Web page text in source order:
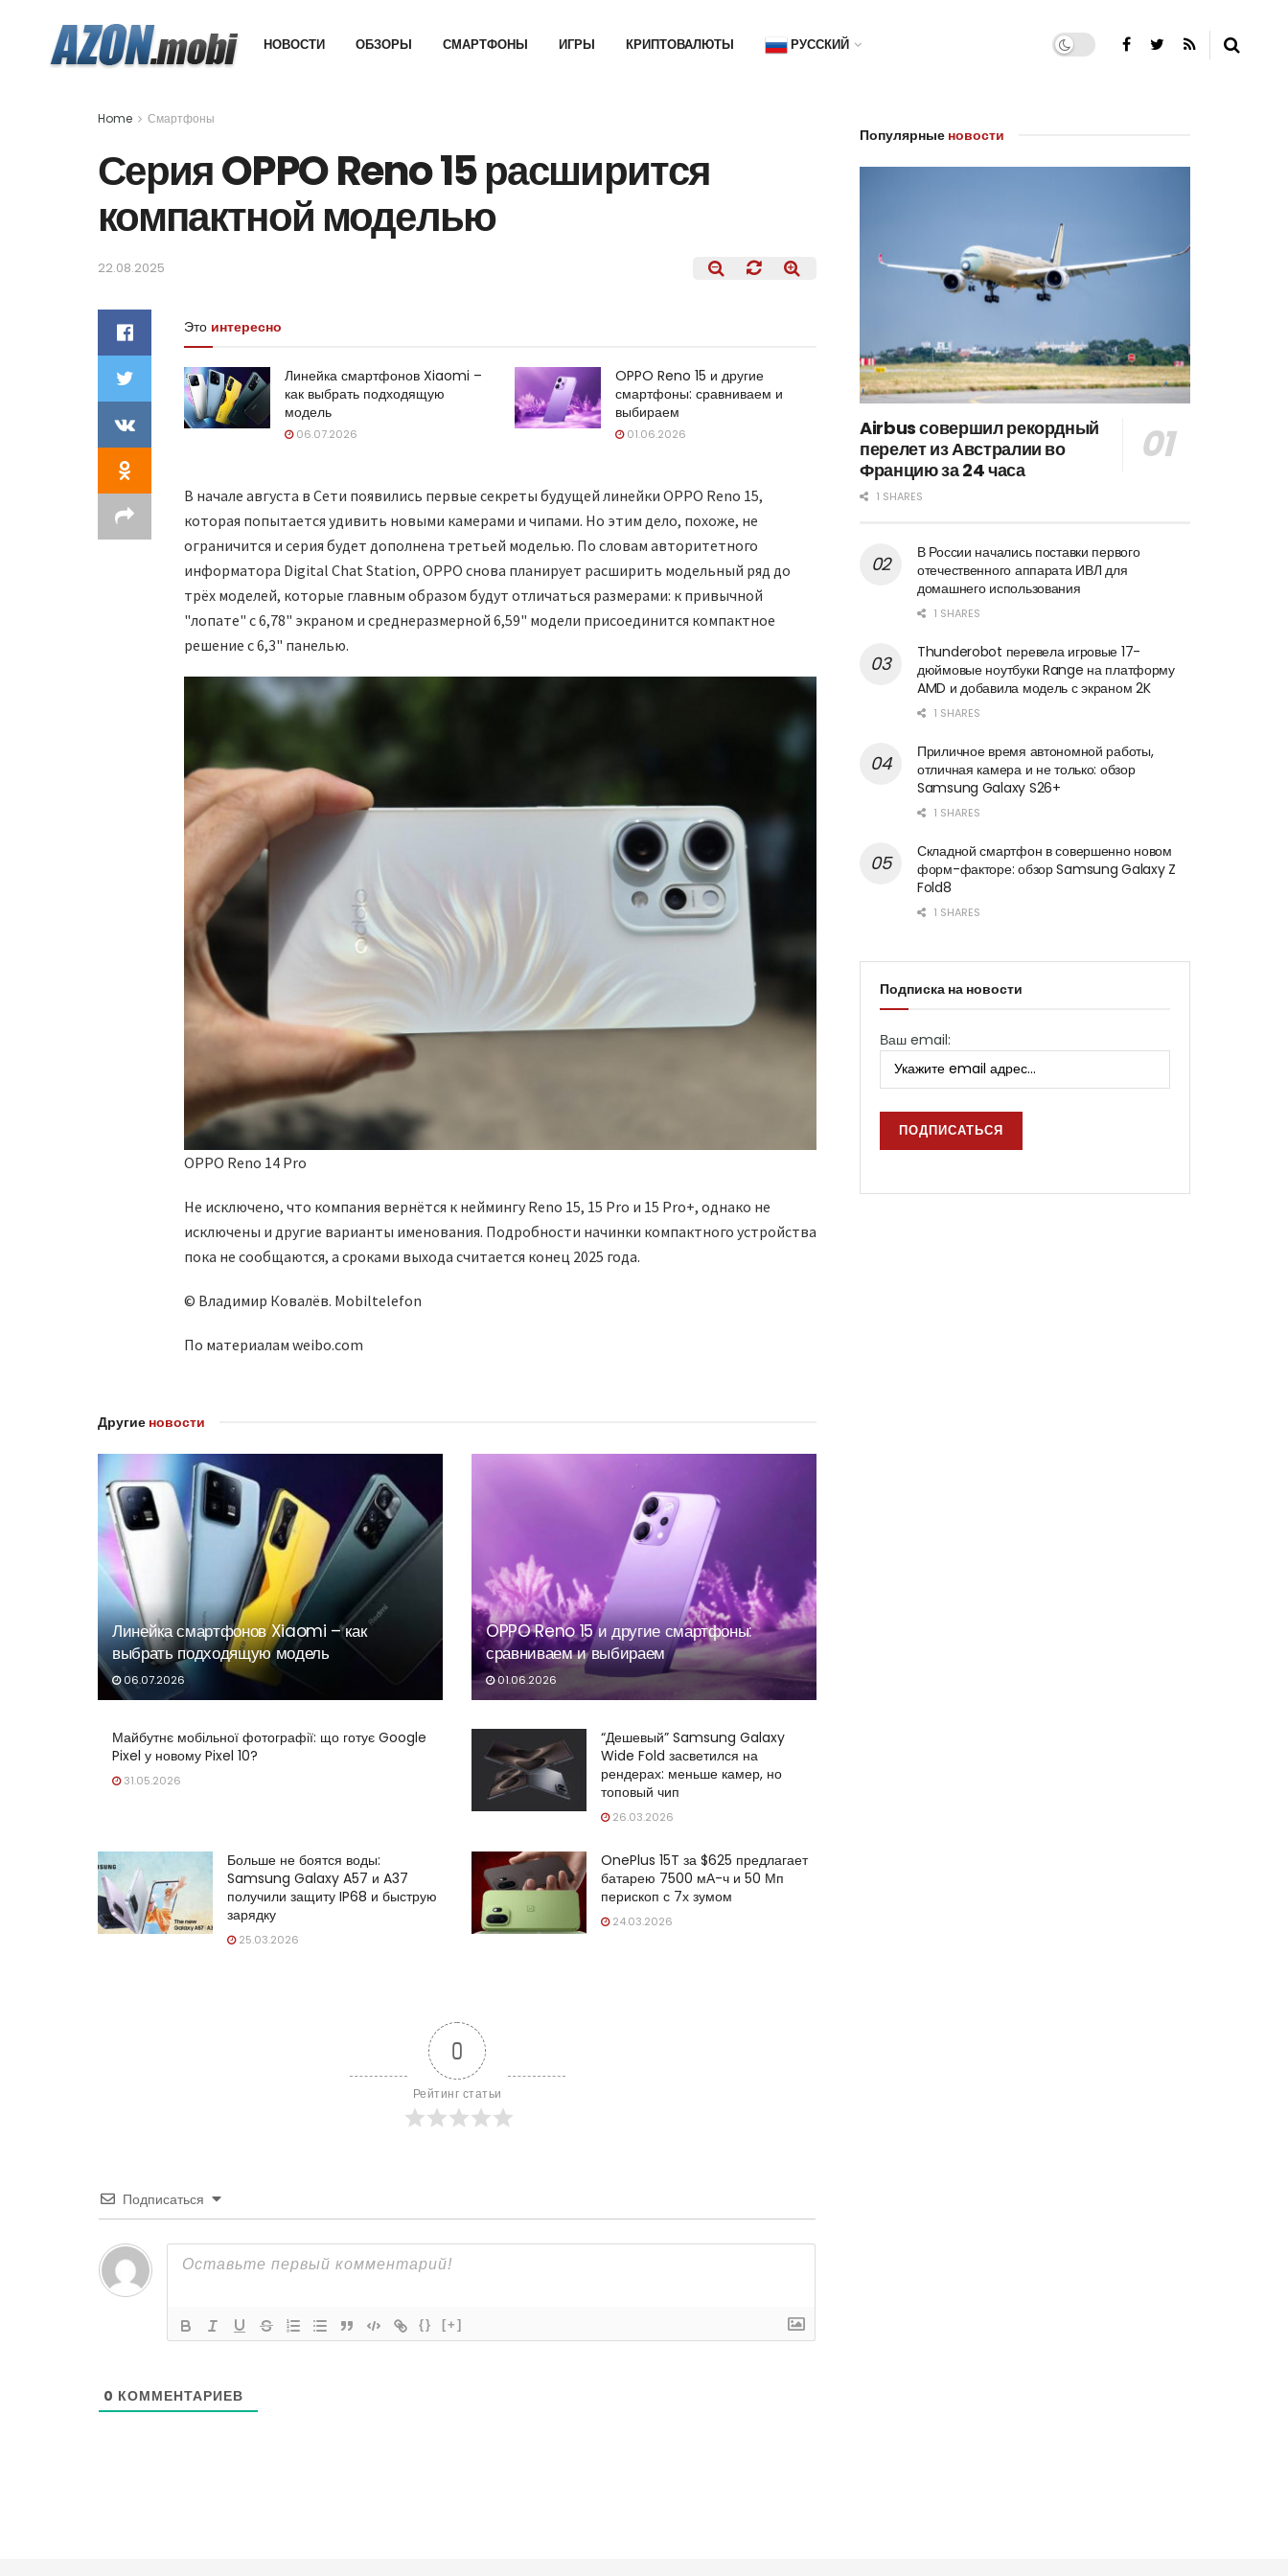
НОВОСТИ ОБЗОРЫ СМАРТФОНЫ ИГРЫ КРИПТОВАЛЮТЫ РУССКИЙ
Home Смартфоны
Серия OPPO Reno 15 расширится
компактной моделью
22.08.2025
Это интересно
Линейка смартфонов Xiaomi –
как выбрать подходящую
модель
06.07.2026
OPPO Reno 15 и другие
смартфоны: сравниваем и
выбираем
01.06.2026
В начале августа в Сети появились первые секреты будущей линейки OPPO Reno 15,
которая попытается удивить новыми камерами и чипами. Но этим дело, похоже, не
ограничится и серия будет дополнена третьей моделью. По словам авторитетного
информатора Digital Chat Station, OPPO снова планирует расширить модельный ряд до
трёх моделей, которые главным образом будут отличаться размерами: к привычной
"лопате" с 6,78" экраном и среднеразмерной 6,59" модели присоединится компактное
решение с 6,3" панелью.
OPPO Reno 14 Pro
Не исключено, что компания вернётся к неймингу Reno 15, 15 Pro и 15 Pro+, однако не
исключены и другие варианты именования. Подробности начинки компактного устройства
пока не сообщаются, а сроками выхода считается конец 2025 года.
© Владимир Ковалёв. Mobiltelefon
По материалам weibo.com
Другие новости
Линейка смартфонов Xiaomi – как
выбрать подходящую модель
06.07.2026
OPPO Reno 15 и другие смартфоны:
сравниваем и выбираем
01.06.2026
Майбутнє мобільної фотографії: що готує Google
Pixel у новому Pixel 10?
31.05.2026
“Дешевый” Samsung Galaxy
Wide Fold засветился на
рендерах: меньше камер, но
топовый чип
26.03.2026
Больше не боятся воды:
Samsung Galaxy A57 и A37
получили защиту IP68 и быструю
зарядку
25.03.2026
OnePlus 15T за $625 предлагает
батарею 7500 мА-ч и 50 Мп
перископ с 7х зумом
24.03.2026
0
Рейтинг статьи
Подписаться
{} [+]
0 КОММЕНТАРИЕВ
Популярные новости
Airbus совершил рекордный
перелет из Австралии во
Францию за 24 часа
1 SHARES
В России начались поставки первого
отечественного аппарата ИВЛ для
домашнего использования
1 SHARES
Thunderobot перевела игровые 17-
дюймовые ноутбуки Range на платформу
AMD и добавила модель с экраном 2K
1 SHARES
Приличное время автономной работы,
отличная камера и не только: обзор
Samsung Galaxy S26+
1 SHARES
Складной смартфон в совершенно новом
форм-факторе: обзор Samsung Galaxy Z
Fold8
1 SHARES
Подписка на новости
Ваш email: